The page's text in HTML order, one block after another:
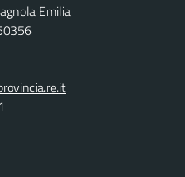
Emilia